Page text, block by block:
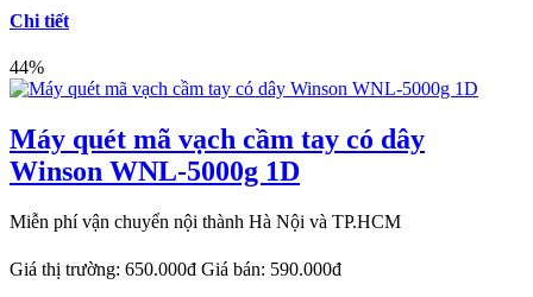
Chi tiết
44%
Máy quét mã vạch cầm tay có dây
Winson WNL-5000g 1D
Miễn phí vận chuyển nội thành Hà Nội và TP.HCM
Giá thị trường: 650.000đ Giá bán: 590.000đ